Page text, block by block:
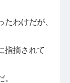
わけだが、
指摘されて